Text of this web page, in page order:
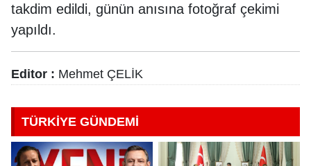
takdim edildi, günün anısına fotoğraf çekimi
yapıldı.
Editor : Mehmet ÇELİK
TÜRKİYE GÜNDEMİ